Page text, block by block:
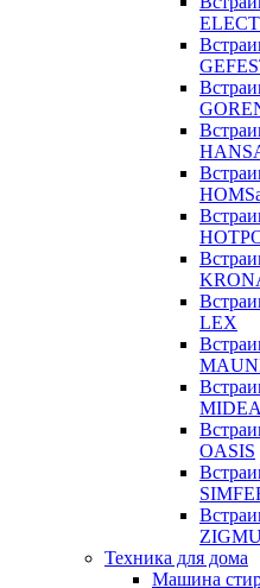
LEX
MIDEA
OASIS
Техника для дома
Машина